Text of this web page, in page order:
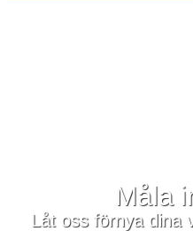
Måla
Låt oss förnya dina